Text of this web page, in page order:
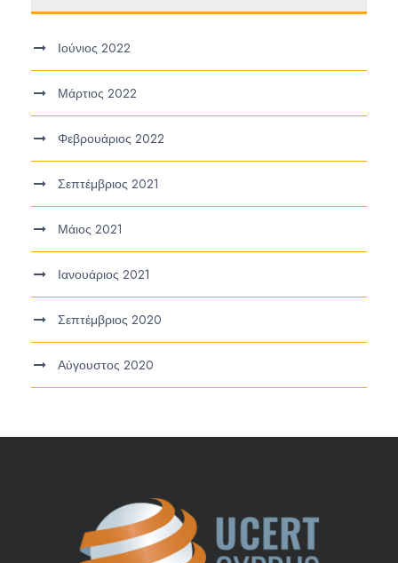
Ιούνιος 2022
Μάρτιος 2022
Φεβρουάριος 2022
Σεπτέμβριος 2021
Μάιος 2021
Ιανουάριος 2021
Σεπτέμβριος 2020
Αύγουστος 2020